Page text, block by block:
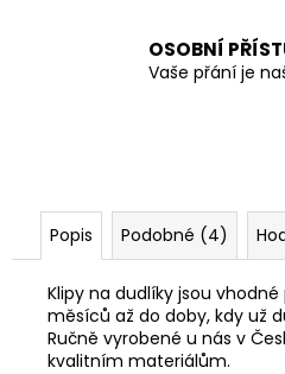
OSOBNÍ
Vaše přání je
Popis Podobné (4)
Klipy na dudlíky jsou
měsíců až do doby, kdy už
Ručně vyrobené u nás v
kvalitním materiálům.